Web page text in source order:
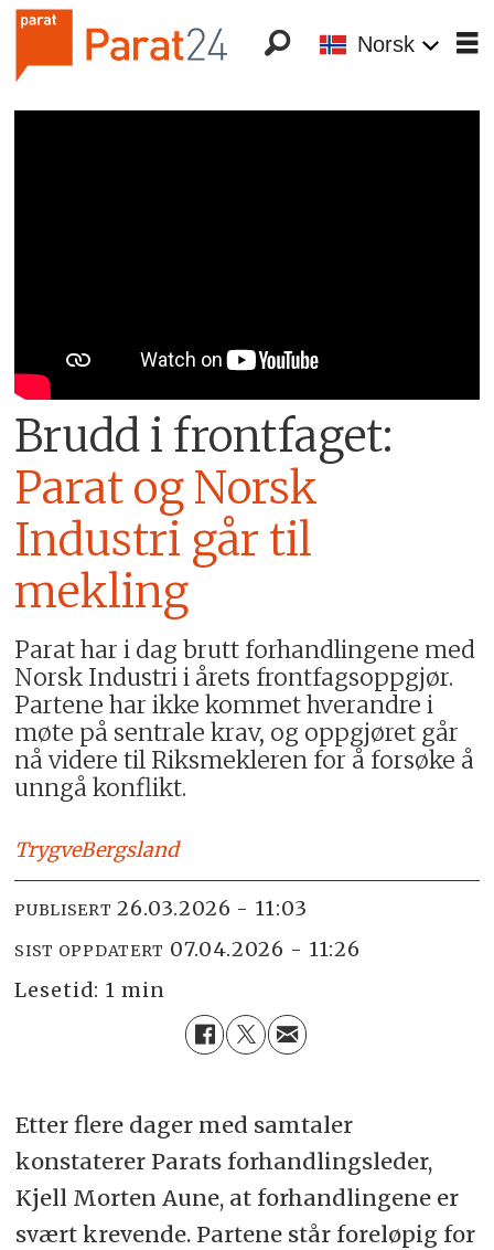
Norsk
Brudd i frontfaget:
Parat og Norsk
Industri går til
mekling
Parat har i dag brutt forhandlingene med
Norsk Industri i årets frontfagsoppgjør.
Partene har ikke kommet hverandre i
møte på sentrale krav, og oppgjøret går
nå videre til Riksmekleren for å forsøke å
unngå konflikt.
TrygveBergsland
PUBLISERT 26.03.2026 - 11:03
SIST OPPDATERT
07.04.2026 - 11:26
Lesetid: 1 min
Etter flere dager med samtaler
konstaterer Parats forhandlingsleder,
Kjell Morten Aune, at forhandlingene er
svært krevende. Partene står foreløpig for